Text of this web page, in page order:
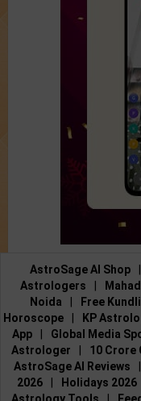
AstroSage AI Shop
Astrologers
Noida
Free
Horoscope
KP
App
Global Media
Astrologer
10 Crore
AstroSage AI Reviews
2026
Holidays 2026